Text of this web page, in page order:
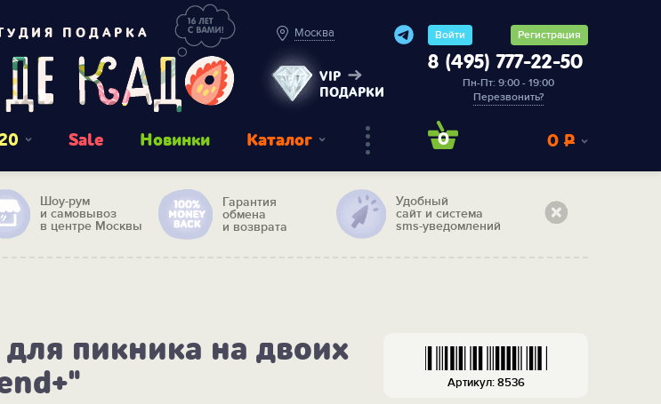
ПОДАРКА Москва
VIP
ПОДАРКИ
Войти Регистрация
8 (495) 777-22-50
Пн-Пт: 9:00 - 19:00
Перезвонить?
Sale Новинки Каталог 0 0 Р
Шоу-рум
и самовывоз
в центре Москвы
Гарантия
обмена
и возврата
Удобный
сайт и система
sms-уведомлений
пикника на двоих
Артикул: 8536